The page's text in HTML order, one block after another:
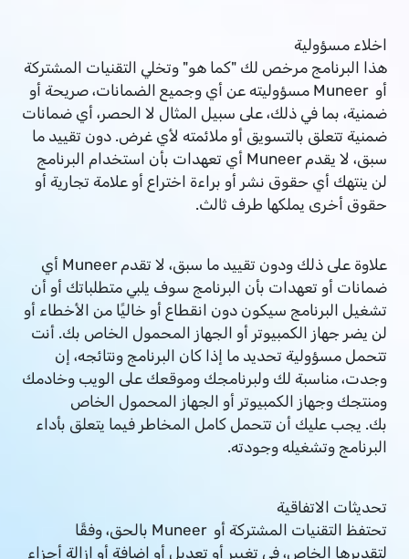
اخلاء مسؤولية
هذا البرنامج مرخص لك "كما هو" وتخلي التقنيات المشتركة
أو Muneer مسؤوليته عن أي وجميع الضمانات، صريحة أو
ضمنية، بما في ذلك، على سبيل المثال لا الحصر، أي ضمانات
ضمنية تتعلق بالتسويق أو ملائمته لأي غرض. دون تقييد ما
سبق، لا يقدم Muneer أي تعهدات بأن استخدام البرنامج
لن ينتهك أي حقوق نشر أو براءة اختراع أو علامة تجارية أو
حقوق أخرى يملكها طرف ثالث.
علاوة على ذلك ودون تقييد ما سبق، لا تقدم Muneer أي
ضمانات أو تعهدات بأن البرنامج سوف يلبي متطلباتك أو أن
تشغيل البرنامج سيكون دون انقطاع أو خاليًا من الأخطاء أو
لن يضر جهاز الكمبيوتر أو الجهاز المحمول الخاص بك. أنت
تتحمل مسؤولية تحديد ما إذا كان البرنامج ونتائجه، إن
وجدت، مناسبة لك ولبرنامجك وموقعك على الويب وخادمك
ومنتجك وجهاز الكمبيوتر أو الجهاز المحمول الخاص
بك. يجب عليك أن تتحمل كامل المخاطر فيما يتعلق بأداء
البرنامج وتشغيله وجودته.
تحديثات الاتفاقية
تحتفظ التقنيات المشتركة أو Muneer بالحق، وفقًا
لتقديرها الخاص، في تغيير أو تعديل أو إضافة أو إزالة أجزاء